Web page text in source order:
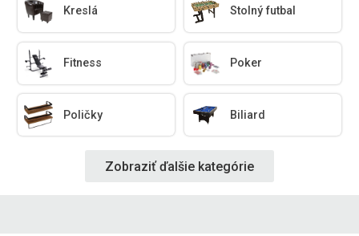
Kreslá Stolný futbal
Fitness Poker
Poličky Biliard
Zobraziť ďalšie kategórie